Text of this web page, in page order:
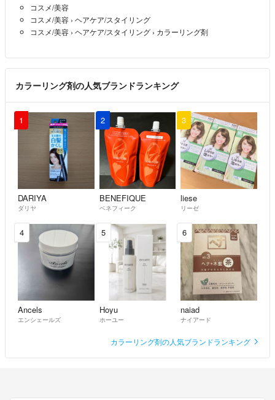
*迷ったら量の多いほうを選んでください
✅実物に記載がないものはホワイトブリーチではありません！
❤︎お互いに気持ちの良いお取引をお願い致します❤︎
コスメ/美容
コスメ/美容 › ヘアケア/スタイリング
コスメ/美容 › ヘアケア/スタイリング › カラーリング剤
カラーリング剤の人気ブランドランキング
1
DARIYA
ダリヤ
2
BENEFIQUE
ベネフィーク
3
liese
リーゼ
4
Ancels
エンシェールズ
5
Hoyu
ホーユー
6
naiad
ナイアード
カラーリング剤の人気ブランドランキング